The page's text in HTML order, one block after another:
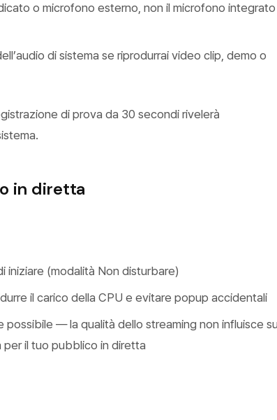
o microfono esterno, non il microfono
di sistema se riprodurrai video clip, demo o
di prova da 30 secondi rivelerà
in diretta
iniziare (modalità Non disturbare)
il carico della CPU e evitare popup accidentali
— la qualità dello streaming non influisce
per il tuo pubblico in diretta